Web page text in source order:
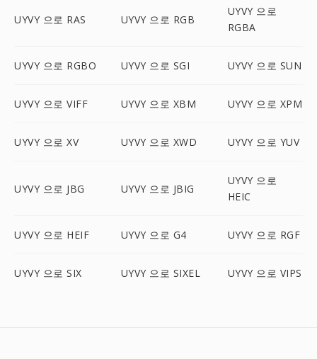
UYVY 으로 RAS UYVY 으로 RGB
UYVY 으로
RGBA
UYVY 으로 RGBO UYVY 으로 SGI UYVY 으로 SUN
UYVY 으로 VIFF UYVY 으로 XBM UYVY 으로 XPM
UYVY 으로 XV UYVY 으로 XWD UYVY 으로 YUV
UYVY 으로 JBG UYVY 으로 JBIG
UYVY 으로
HEIC
UYVY 으로 HEIF UYVY 으로 G4 UYVY 으로 RGF
UYVY 으로 SIX UYVY 으로 SIXEL UYVY 으로 VIPS